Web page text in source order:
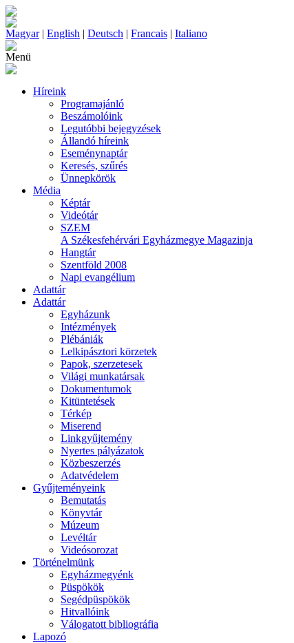
Magyar| English | Deutsch | Francais | Italiano
Menü
Híreink
Programajánló
Beszámolóink
Legutóbbi bejegyzések
Állandó híreink
Eseménynaptár
Keresés, szűrés
Ünnepkörök
Média
Képtár
Videótár
SZEM
A Székesfehérvári Egyházmegye Magazinja
Hangtár
Szentföld 2008
Napi evangélium
Adattár
Adattár
Egyházunk
Intézmények
Plébániák
Lelkipásztori körzetek
Papok, szerzetesek
Világi munkatársak
Dokumentumok
Kitüntetések
Térkép
Miserend
Linkgyűjtemény
Nyertes pályázatok
Közbeszerzés
Adatvédelem
Gyűjteményeink
Bemutatás
Könyvtár
Múzeum
Levéltár
Videósorozat
Történelmünk
Egyházmegyénk
Püspökök
Segédpüspökök
Hitvallóink
Válogatott bibliográfia
Lapozó